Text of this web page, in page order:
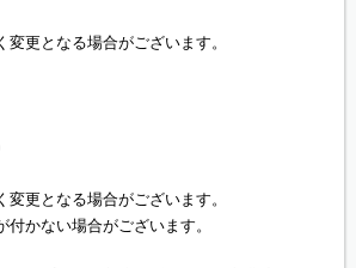
更となる場合がございます。
更となる場合がございます。
かない場合がございます。